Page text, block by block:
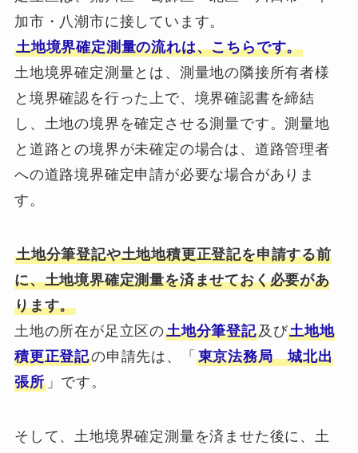
加市・八潮市に接しています。
土地境界確定測量の流れは、こちらです。
土地境界確定測量とは、測量地の隣接所有者様
と境界確認を行った上で、境界確認書を締結
し、土地の境界を確定させる測量です。測量地
と道路との境界が未確定の場合は、道路管理者
への道路境界確定申請が必要な場合がありま
す。
土地分筆登記や土地地積更正登記を申請する前
に、土地境界確定測量を済ませておく必要があ
ります。
土地の所在が足立区の土地分筆登記及び土地地
積更正登記の申請先は、「 東京法務局 城北出
張所」です。
そして、土地境界確定測量を済ませた後に、土